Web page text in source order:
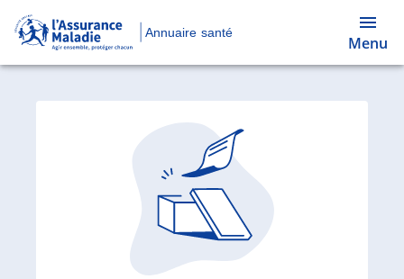
Annuaire santé
Menu